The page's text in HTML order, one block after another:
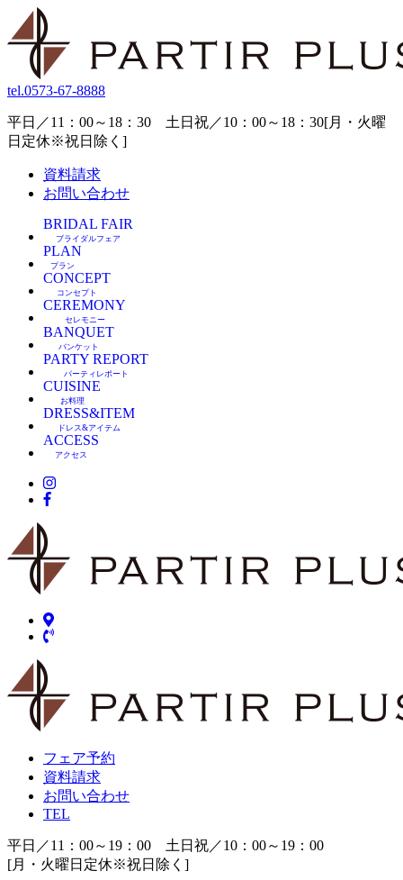
tel.0573-67-8888
平日／11：00～18：30 土日祝／10：00～18：30[月・火曜
日定休※祝日除く]
資料請求
お問い合わせ
BRIDAL FAIR
ブライダルフェア
PLAN
プラン
CONCEPT
コンセプト
CEREMONY
セレモニー
BANQUET
バンケット
PARTY REPORT
パーティレポート
CUISINE
お料理
DRESS&ITEM
ドレス&アイテム
ACCESS
アクセス
フェア予約
資料請求
お問い合わせ
TEL
平日／11：00～19：00 土日祝／10：00～19：00
[月・火曜日定休※祝日除く]